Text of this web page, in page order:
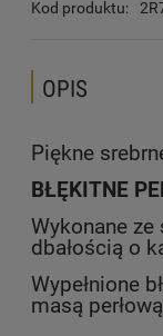
Kod produktu:
OPIS
Piękne
BŁĘKITNE
Wykonane
dbałością o
Wypełnione
masą